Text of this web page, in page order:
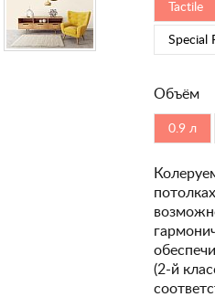
Tactile
Special
Объём
0.9 л
(2-й